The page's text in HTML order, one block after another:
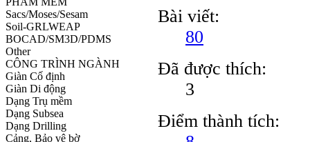
Sacs/Moses/Sesam
Soil-GRLWEAP
BOCAD/SM3D/PDMS
Other
CÔNG TRÌNH NGÀNH
Giàn Cố định
Giàn Di động
Dạng Trụ mềm
Dạng Subsea
Dạng Drilling
Cảng, Bảo vệ bờ
Bài viết:
80
Đã được thích:
3
Điểm thành tích: